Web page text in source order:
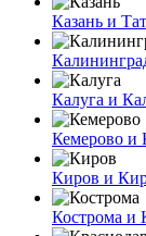
Казань и
Калуга и
Кемерово и
Киров и
Кострома и